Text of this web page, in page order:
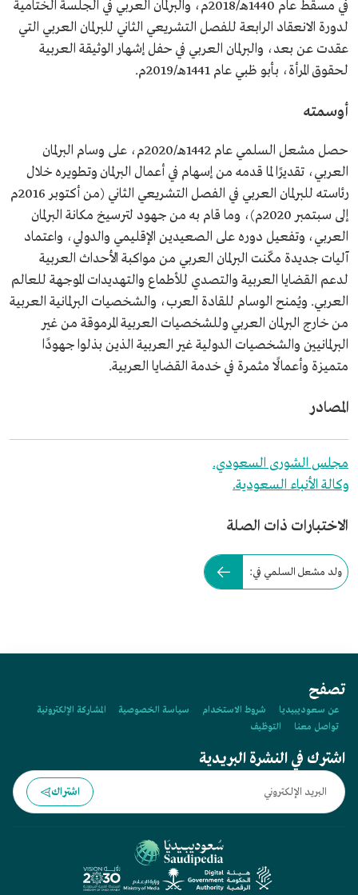
في مسقط عام 1440هـ/2018م، والبرلمان العربي في الجلسة الختامية
لدورة الانعقاد الرابعة للفصل التشريعي الثاني للبرلمان العربي التي
عقدت عن بعد، والبرلمان العربي في حفل إشهار الوثيقة العربية
لحقوق المرأة، بأبو ظبي عام 1441هـ/2019م.
أوسمته
حصل مشعل السلمي عام 1442هـ/2020م، على وسام البرلمان
العربي، تقديرًا لما قدمه من إسهام في أعمال البرلمان وتطويره خلال
رئاسته للبرلمان العربي في الفصل التشريعي الثاني (من أكتوبر 2016م
إلى سبتمبر 2020م)، وما قام به من جهود لترسيخ مكانة البرلمان
العربي، وتفعيل دوره على الصعيدين الإقليمي والدولي، واعتماد
آليات جديدة مكّنت البرلمان العربي من مواكبة الأحداث العربية
لدعم القضايا العربية والتصدي للأطماع والتهديدات الموجهة للعالم
العربي. ويُمنح الوسام للقادة العرب، والشخصيات البرلمانية العربية
من خارج البرلمان العربي وللشخصيات العربية المرموقة من غير
البرلمانيين والشخصيات الدولية غير العربية الذين بذلوا جهودًا
متميزة وأعمالًا مثمرة في خدمة القضايا العربية.
المصادر
مجلس الشورى السعودي.
وكالة الأنباء السعودية.
الاختبارات ذات الصلة
ولد مشعل السلمي في:
تصفح
عن سعوديبيديا شروط الاستخدام سياسة الخصوصية
المشاركة الإلكترونية
تواصل معنا
التوظيف
اشترك في النشرة البريدية
اشتراك